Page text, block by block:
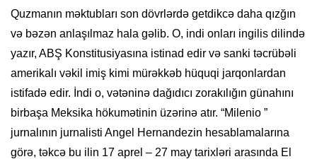
Quzmanın məktubları son dövrlərdə getdikcə daha qızğın
və bəzən anlaşılmaz hala gəlib. O, indi onları ingilis dilində
yazır, ABŞ Konstitusiyasına istinad edir və sanki təcrübəli
amerikalı vəkil imiş kimi mürəkkəb hüquqi jarqonlardan
istifadə edir. İndi o, vətəninə dağıdıcı zorakılığın günahını
birbaşa Meksika hökumətinin üzərinə atır. “Milenio ”
jurnalının jurnalisti Angel Hernandezin hesablamalarına
görə, təkcə bu ilin 17 aprel – 27 may tarixləri arasında El